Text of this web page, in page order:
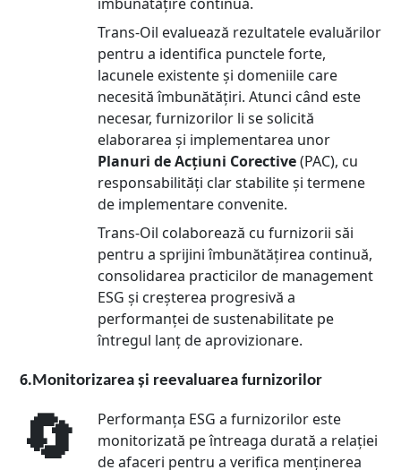
Trans-Oil evaluează rezultatele evaluărilor
pentru a identifica punctele forte,
lacunele existente și domeniile care
necesită îmbunătățiri. Atunci când este
necesar, furnizorilor li se solicită
elaborarea și implementarea unor
Planuri de Acțiuni Corective(PAC), cu
responsabilități clar stabilite și termene
de implementare convenite.
Trans-Oil colaborează cu furnizorii săi
pentru a sprijini îmbunătățirea continuă,
consolidarea practicilor de management
ESG și creșterea progresivă a
performanței de sustenabilitate pe
întregul lanț de aprovizionare.
6. Monitorizarea și reevaluarea furnizorilor
🔄
Performanța ESG a furnizorilor este
monitorizată pe întreaga durată a relației
de afaceri pentru a verifica menținerea